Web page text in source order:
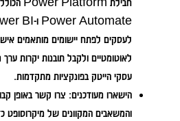
לעסקים לפתח יישומים מותאמים
לאוטומטיים ולקבל תובנות יקרות
עסקי הייטק בפונקציות מתקדמות.
הישארו מעודכנים: צרו קשר באופן
והמשאבים המקוונים של מיקרוסופט